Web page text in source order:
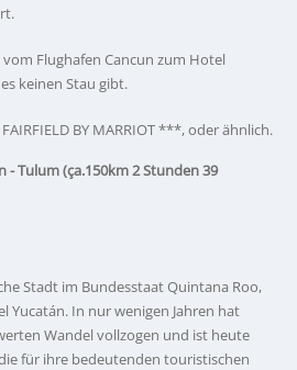
Flughafen Cancun zum Hotel
keinen Stau gibt.
BY MARRIOT ***, oder ähnlich.
- Tulum (ça.150km 2 Stunden 39
Stadt im Bundesstaat Quintana Roo,
Yucatán. In nur wenigen Jahren hat
Wandel vollzogen und ist heute
für ihre bedeutenden touristischen